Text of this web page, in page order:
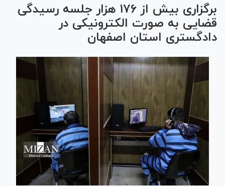
برگزاری بیش از ۱۷۶ هزار جلسه رسیدگی
قضایی به صورت الکترونیکی در
دادگستری استان اصفهان